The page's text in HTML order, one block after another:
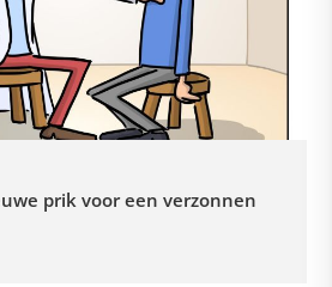
prik voor een verzonnen